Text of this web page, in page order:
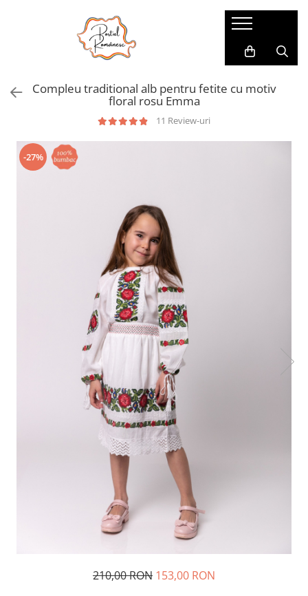
Pijamale Dama Marimi Mari
Pijamale Baieti
Pijamale Fetite
Imbracaminte copii
Imbracaminte Baieti
Compleu traditional alb pentru fetite cu motiv
floral rosu Emma
11 Review-uri
-27%
210,00 RON 153,00 RON